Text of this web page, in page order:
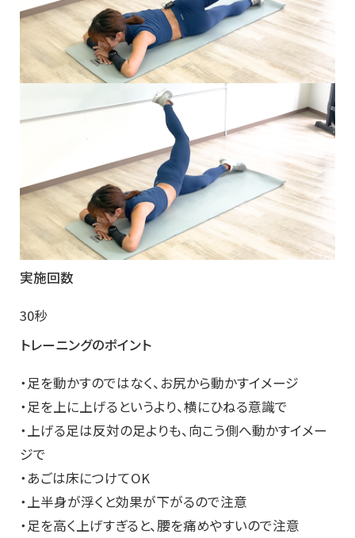
実施回数
30秒
トレーニングのポイント
・足を動かすのではなく、お尻から動かすイメージ
・足を上に上げるというより、横にひねる意識で
・上げる足は反対の足よりも、向こう側へ動かすイメー
ジで
・あごは床につけてOK
・上半身が浮くと効果が下がるので注意
・足を高く上げすぎると、腰を痛めやすいので注意